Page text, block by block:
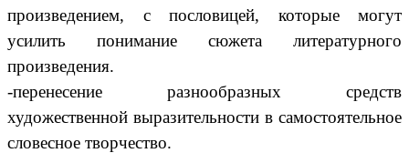
произведением, с пословицей, которые могут
усилить понимание сюжета литературного
произведения.
-перенесение разнообразных средств
художественной выразительности в самостоятельное
словесное творчество.